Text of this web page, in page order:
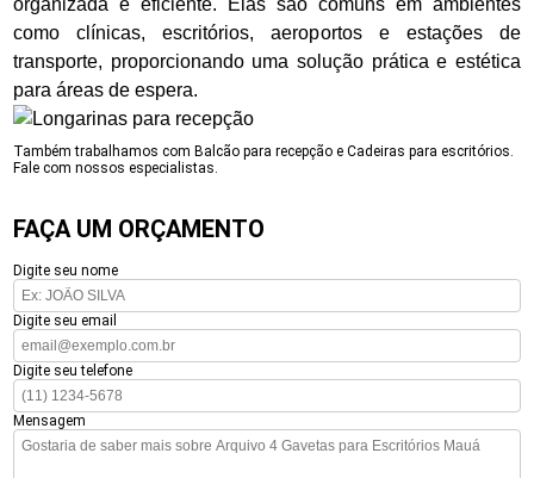
organizada e eficiente. Elas são comuns em ambientes
como clínicas, escritórios, aeroportos e estações de
transporte, proporcionando uma solução prática e estética
para áreas de espera.
Também trabalhamos com Balcão para recepção e Cadeiras para escritórios.
Fale com nossos especialistas.
FAÇA UM ORÇAMENTO
Digite seu nome
Digite seu email
Digite seu telefone
Mensagem